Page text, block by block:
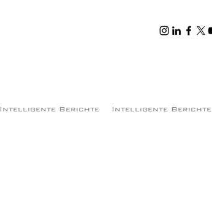
Intelligente Berichte Intelligente Berichte